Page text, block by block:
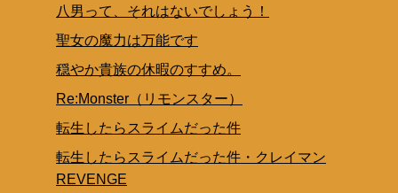
八男って、それはないでしょう！
聖女の魔力は万能です
穏やか貴族の休暇のすすめ。
Re:Monster（リモンスター）
転生したらスライムだった件
転生したらスライムだった件・クレイマン
REVENGE